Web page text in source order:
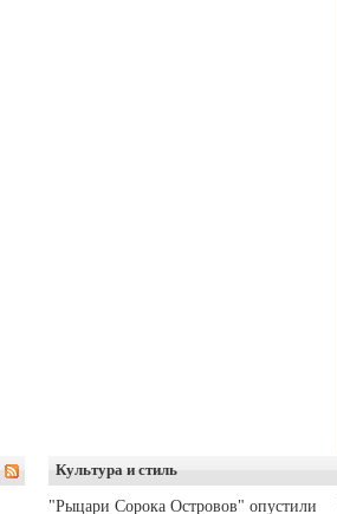
Культура и стиль
"Рыцари Сорока Островов" опустили